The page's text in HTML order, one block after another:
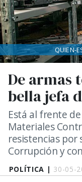
POLÍTICA | 30-05-
De armas
bella jefa
Está al frente
Materiales
resistencias por
Corrupción y
QUIEN-